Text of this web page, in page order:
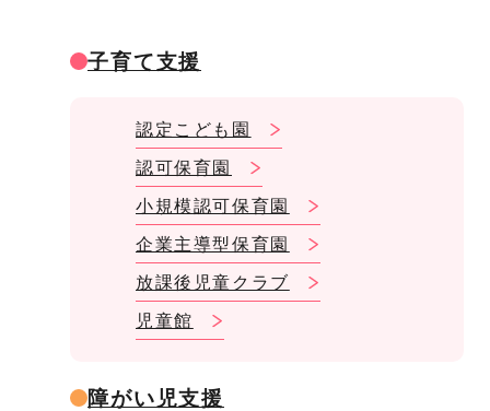
子育て支援
認定こども園
認可保育園
小規模認可保育園
企業主導型保育園
放課後児童クラブ
児童館
障がい児支援